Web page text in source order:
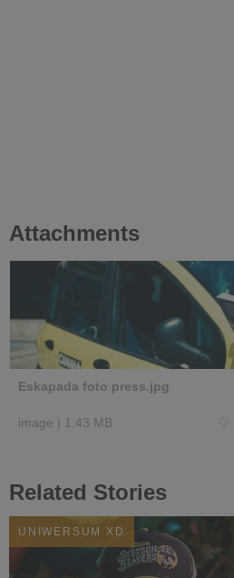
Attachments
Eskapada foto press.jpg
image | 1.43 MB
Related Stories
UNIWERSUM XD